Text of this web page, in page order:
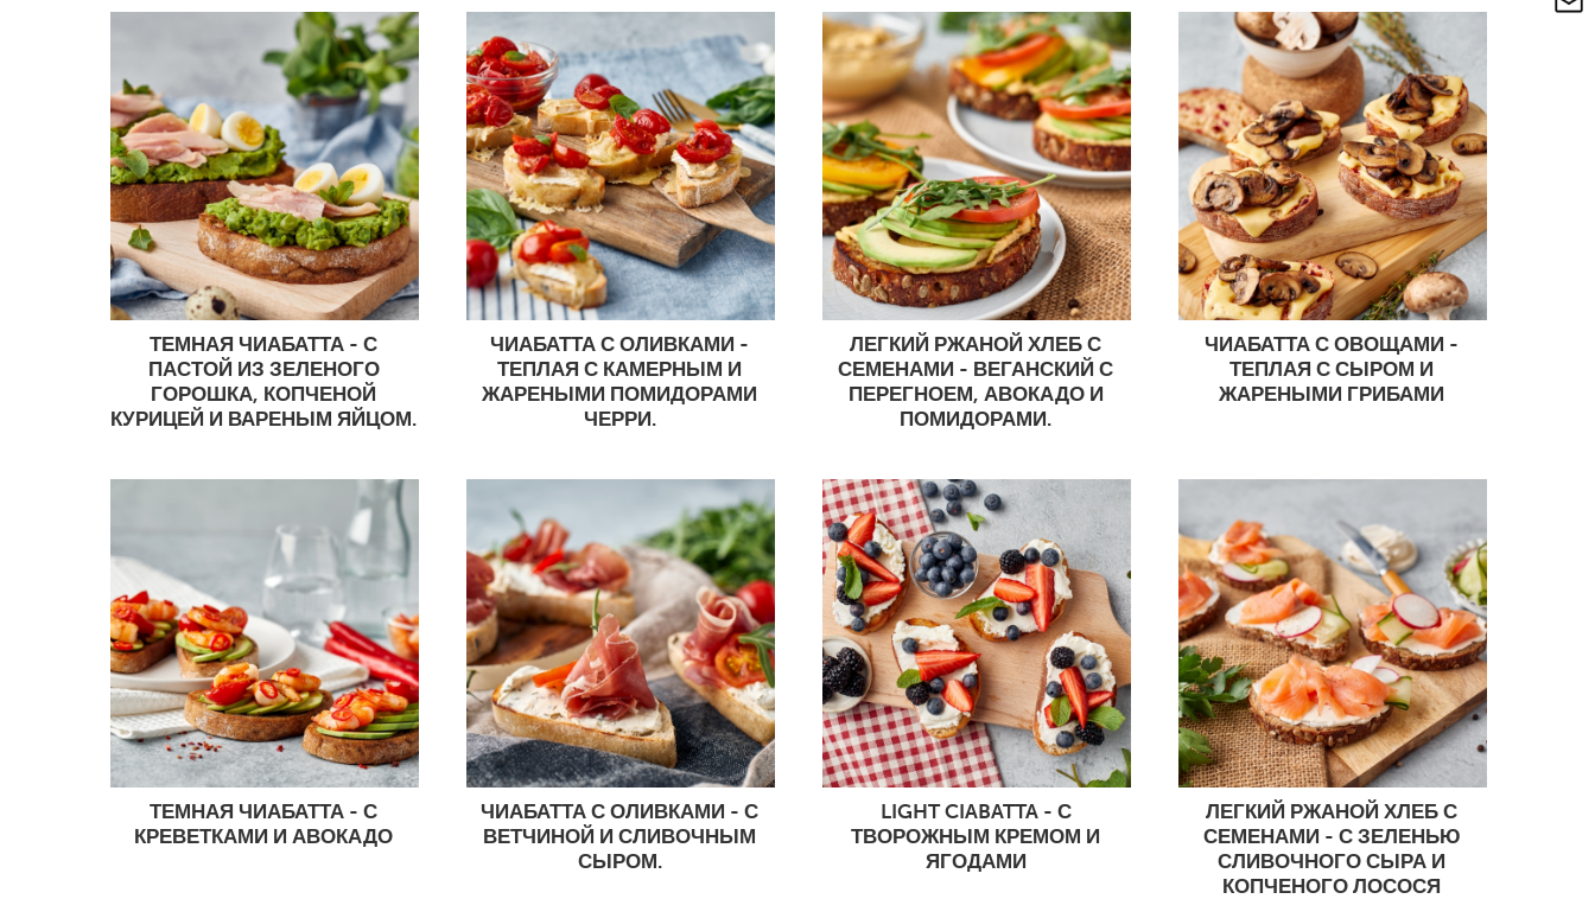
ТЕМНАЯ ЧИАБАТТА - С
ПАСТОЙ ИЗ ЗЕЛЕНОГО
ГОРОШКА, КОПЧЕНОЙ
КУРИЦЕЙ И ВАРЕНЫМ ЯЙЦОМ.
ЧИАБАТТА С ОЛИВКАМИ -
ТЕПЛАЯ С КАМЕРНЫМ И
ЖАРЕНЫМИ ПОМИДОРАМИ
ЧЕРРИ.
ЛЕГКИЙ РЖАНОЙ ХЛЕБ С
СЕМЕНАМИ - ВЕГАНСКИЙ С
ПЕРЕГНОЕМ, АВОКАДО И
ПОМИДОРАМИ.
ЧИАБАТТА С ОВОЩАМИ -
ТЕПЛАЯ С СЫРОМ И
ЖАРЕНЫМИ ГРИБАМИ
ТЕМНАЯ ЧИАБАТТА - С
КРЕВЕТКАМИ И АВОКАДО
ЧИАБАТТА С ОЛИВКАМИ - С
ВЕТЧИНОЙ И СЛИВОЧНЫМ
СЫРОМ.
LIGHT CIABATTA - С
ТВОРОЖНЫМ КРЕМОМ И
ЯГОДАМИ
ЛЕГКИЙ РЖАНОЙ ХЛЕБ С
СЕМЕНАМИ - С ЗЕЛЕНЬЮ
СЛИВОЧНОГО СЫРА И
КОПЧЕНОГО ЛОСОСЯ